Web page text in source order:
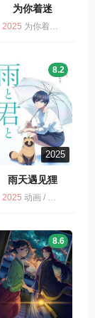
为你着迷
2025 为你着迷 / 动画 / 喜剧 / 多版
2025
雨天遇见狸
8.2
2025 动画 / 雨天遇见狸/和雨和你 / 多版 / 剧情
8.6